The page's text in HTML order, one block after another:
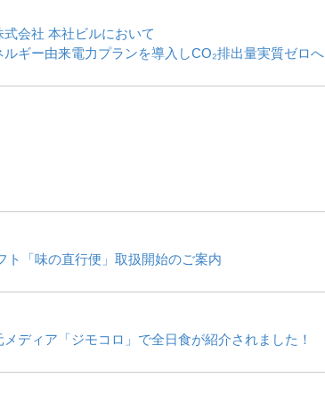
会社 本社ビルにおいて
ギー由来電力プランを導入しCO₂排出量実質ゼロへ
ト「味の直行便」取扱開始のご案内
メディア「ジモコロ」で全日食が紹介されました！